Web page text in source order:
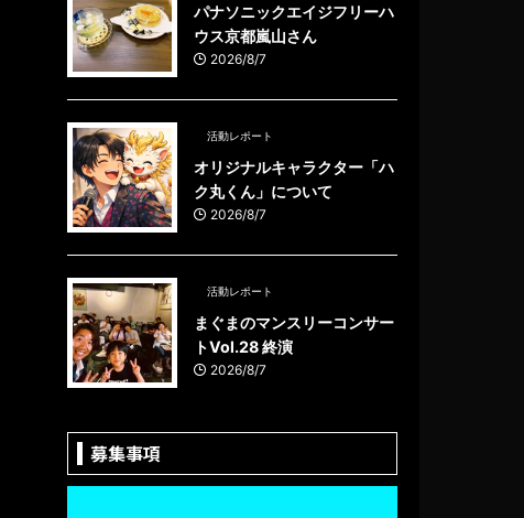
パナソニックエイジフリーハ
ウス京都嵐山さん
2026/8/7
活動レポート
オリジナルキャラクター「ハ
ク丸くん」について
2026/8/7
活動レポート
まぐまのマンスリーコンサー
トVol.28 終演
2026/8/7
募集事項